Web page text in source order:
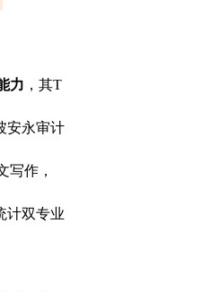
力 ， 其T
安永审计
写作，
计双专业